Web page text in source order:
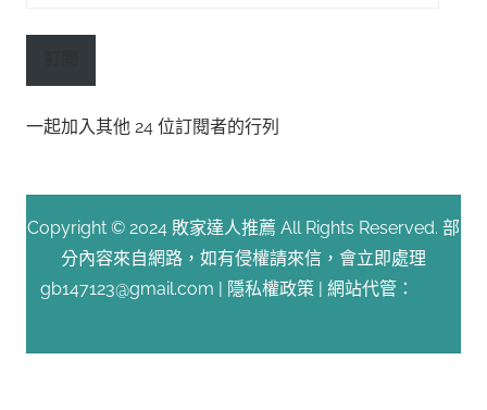
郵
址
一起加入其他 24 位訂閱者的行列
Copyright © 2024 敗家達人推薦 All Rights Reserved. 部
分內容來自網路，如有侵權請來信，會立即處理
gb147123@gmail.com | 隱私權政策 | 網站代管：